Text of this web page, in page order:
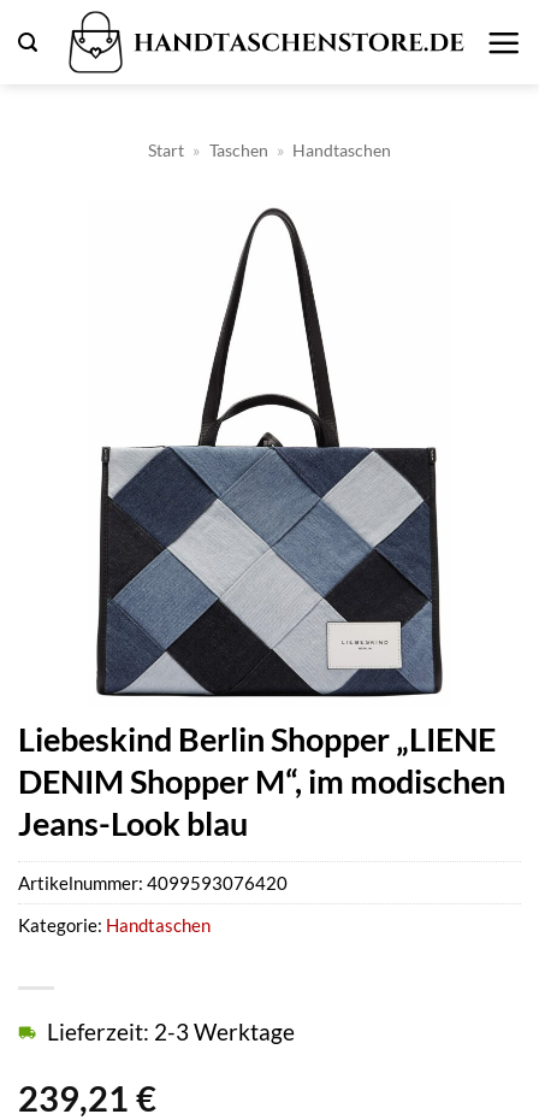
Inhalt
Start » Taschen » Handtaschen
Liebeskind Berlin Shopper „LIENE
DENIM Shopper M“, im modischen
Jeans-Look blau
239,21 €
Lieferzeit: 2-3 Werktage
Artikelnummer: 4099593076420
Kategorie: Handtaschen